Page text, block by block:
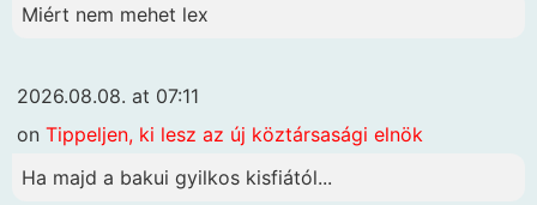
Miért nem mehet lex
2026.08.08. at 07:11
on Tippeljen, ki lesz az új köztársasági elnök
Ha majd a bakui gyilkos kisfiától...